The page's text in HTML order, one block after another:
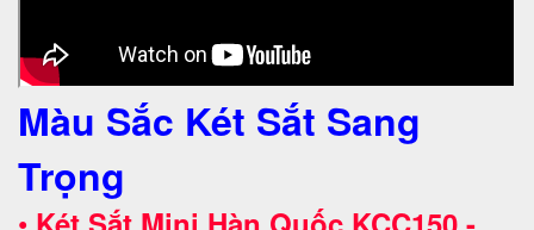
Màu Sắc Két Sắt Sang
Trọng
•